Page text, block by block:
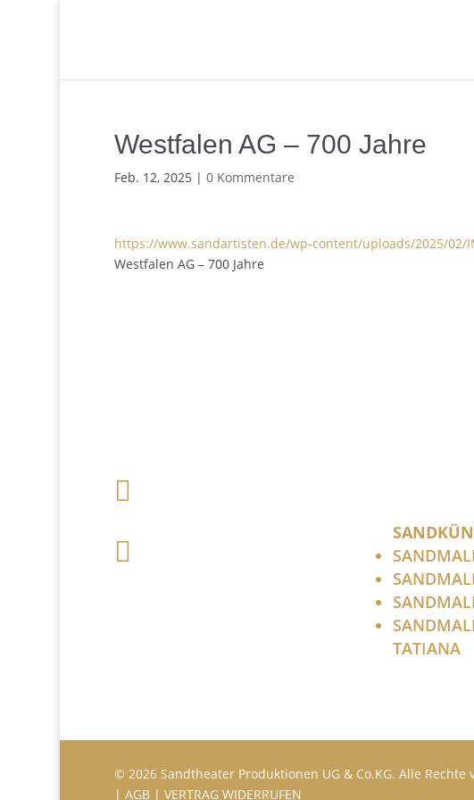
Westfalen AG – 700 Jahre
Feb. 12, 2025| 0 Kommentare
https://www.sandartisten.de/wp-content/uploads/2025/02/
Westfalen AG – 700 Jahre


TATIANA
© 2026 Sandtheater Produktionen UG & Co.KG. Alle Rechte
| AGB| VERTRAG WIDERRUFEN